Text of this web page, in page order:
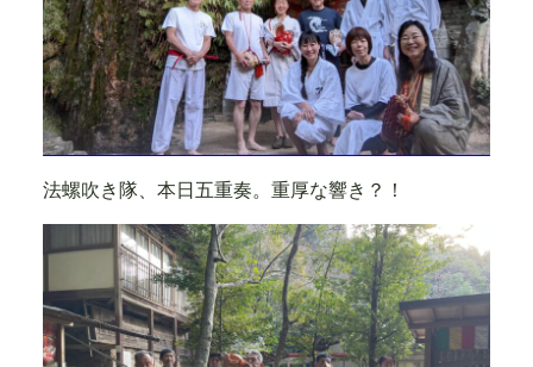
法螺吹き隊、本日五重奏。重厚な響き？！